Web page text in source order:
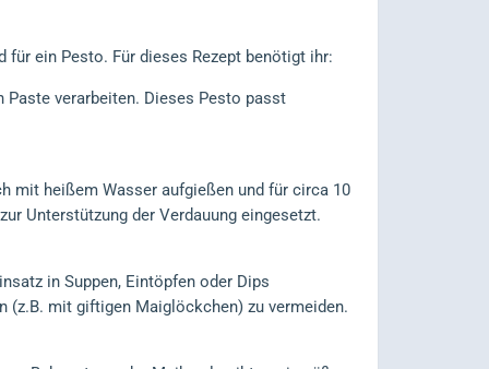
für ein Pesto. Für dieses Rezept benötigt ihr:
verarbeiten. Dieses Pesto passt
mit heißem Wasser aufgießen und für circa 10
Unterstützung der Verdauung eingesetzt.
in Suppen, Eintöpfen oder Dips
(z.B. mit giftigen Maiglöckchen) zu vermeiden.